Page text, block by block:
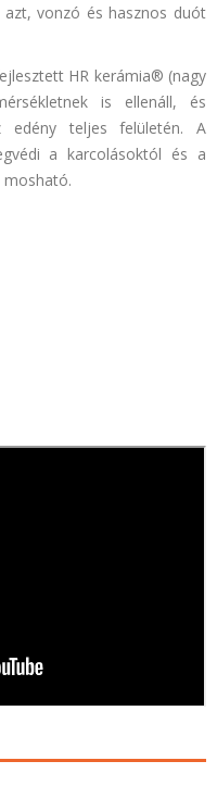
azt, vonzó és hasznos duót
HR kerámia® (nagy
is ellenáll, és
teljes felületén. A
a karcolásoktól és a